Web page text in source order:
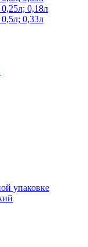
0,18л
0,33л
упаковке